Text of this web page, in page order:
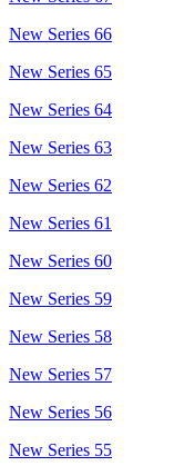
New Series 66
New Series 65
New Series 64
New Series 63
New Series 62
New Series 61
New Series 60
New Series 59
New Series 58
New Series 57
New Series 56
New Series 55